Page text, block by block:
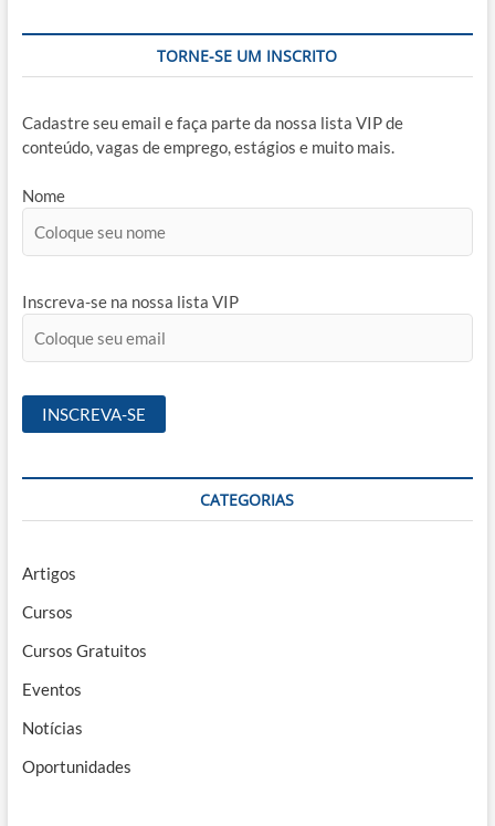
TORNE-SE UM INSCRITO
Cadastre seu email e faça parte da nossa lista VIP de
conteúdo, vagas de emprego, estágios e muito mais.
Nome
Inscreva-se na nossa lista VIP
CATEGORIAS
Artigos
Cursos
Cursos Gratuitos
Eventos
Notícias
Oportunidades